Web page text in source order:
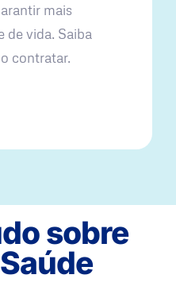
mais
de vida. Saiba
contratar.
sobre